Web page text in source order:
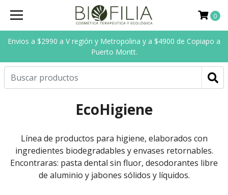
Envios a $2990 a V región y Metropolina y a $4900 de Copiapo a
Puerto Montt.
0
EcoHigiene
Línea de productos para higiene, elaborados con
ingredientes biodegradables y envases retornables.
Encontraras: pasta dental sin fluor, desodorantes libre
de aluminio y jabones sólidos y líquidos.